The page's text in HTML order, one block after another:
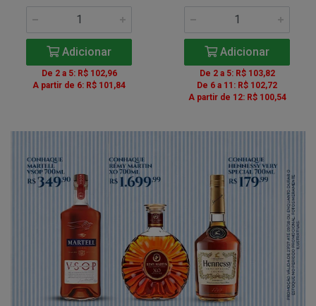
Adicionar
De 2 a 5: R$ 102,96
A partir de 6: R$ 101,84
Adicionar
De 2 a 5: R$ 103,82
De 6 a 11: R$ 102,72
A partir de 12: R$ 100,54